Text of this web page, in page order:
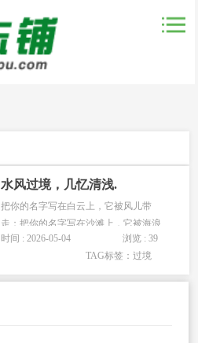
水风过境，几忆清浅.
把你的名字写在白云上，它被风儿带
走；把你的名字写在沙滩上，它被海浪
带走：于是自私的我，将你的名字刻在
我的心上，而我的心儿却被你带
时间 : 2026-05-04
浏览 : 39
TAG标签：过境